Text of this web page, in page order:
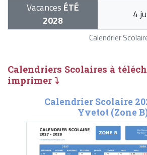
Calendrier
Vacances ÉTÉ
2028
4
Calendriers Scolaires à
imprimer ⤵
Calendrier Scolaire
Yvetot (Zone